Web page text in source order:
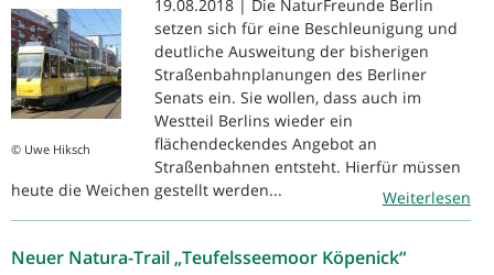
© Uwe Hiksch
19.08.2018 | Die NaturFreunde Berlin
setzen sich für eine Beschleunigung und
deutliche Ausweitung der bisherigen
Straßenbahnplanungen des Berliner
Senats ein. Sie wollen, dass auch im
Westteil Berlins wieder ein
flächendeckendes Angebot an
Straßenbahnen entsteht. Hierfür müssen
heute die Weichen gestellt werden...
Weiterlesen
Neuer Natura-Trail „Teufelsseemoor Köpenick“